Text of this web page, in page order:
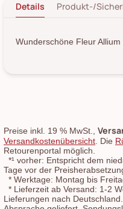
Details Produkt-/
Wunderschöne Fleur
Preise inkl. 19 % MwSt.,
Versandkostenübersicht. Die
Retourenportal möglich.
*¹ vorher: Entspricht dem
Tage vor der
* Werktage: Montag bis
* Lieferzeit ab Versand: 1-2
Lieferungen nach